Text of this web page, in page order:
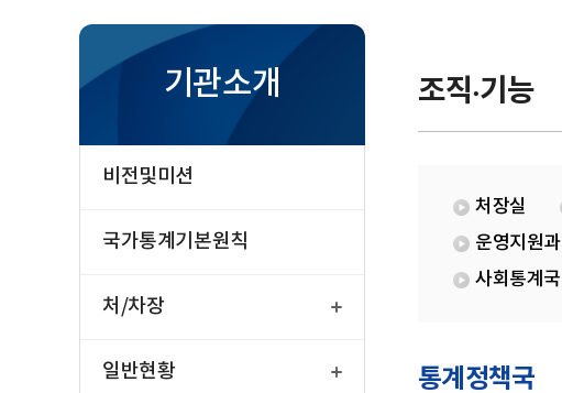
기관소개
비전및미션
국가통계기본원칙
처/차장
일반현황
조직·기능
처장실
운영지원과
사회통계국
통계정책국